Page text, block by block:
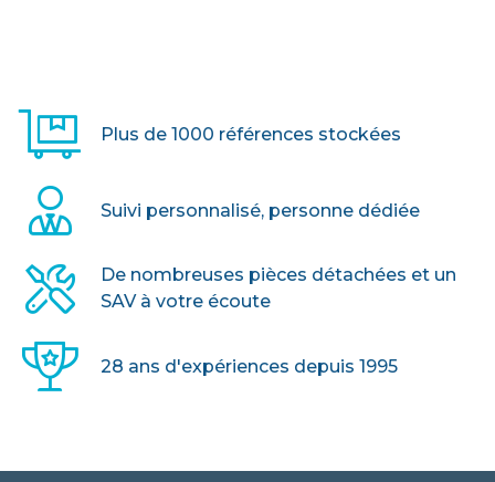
Plus de 1000 références stockées
Suivi personnalisé, personne dédiée
De nombreuses pièces détachées et un
SAV à votre écoute
28 ans d'expériences depuis 1995